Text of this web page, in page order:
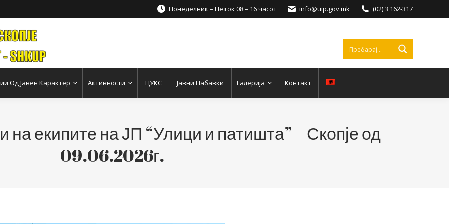
Понеделник – Петок 08 – 16 часот info@uip.gov.mk (02) 3 162-317
Од Јавен Карактер Активности ЦУКС Јавни Набавки Галерија Контакт
на екипите на ЈП “Улици и патишта” – Скопје од
09.06.2026г.